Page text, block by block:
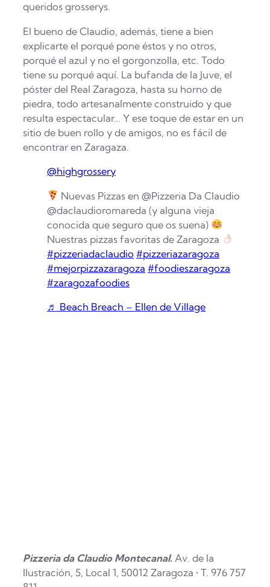
queridos grosserys.
El bueno de Claudio, además, tiene a bien
explicarte el porqué pone éstos y no otros,
porqué el azul y no el gorgonzolla, etc. Todo
tiene su porqué aquí. La bufanda de la Juve, el
póster del Real Zaragoza, hasta su horno de
piedra, todo artesanalmente construido y que
resulta espectacular… Y ese toque de estar en un
sitio de buen rollo y de amigos, no es fácil de
encontrar en Zaragaza.
@highgrossery
Nuevas Pizzas en @Pizzeria Da Claudio
@daclaudioromareda (y alguna vieja
conocida que seguro que os suena)
Nuestras pizzas favoritas de Zaragoza
#pizzeriadaclaudio #pizzeriazaragoza
#mejorpizzazaragoza #foodieszaragoza
#zaragozafoodies
♬ Beach Breach – Ellen de Village
Pizzeria da Claudio Montecanal. Av. de la
Ilustración, 5, Local 1, 50012 Zaragoza • T. 976 757